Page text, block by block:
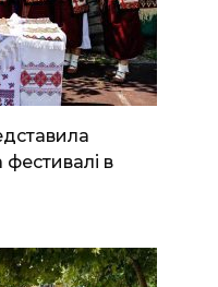
фестивалі в